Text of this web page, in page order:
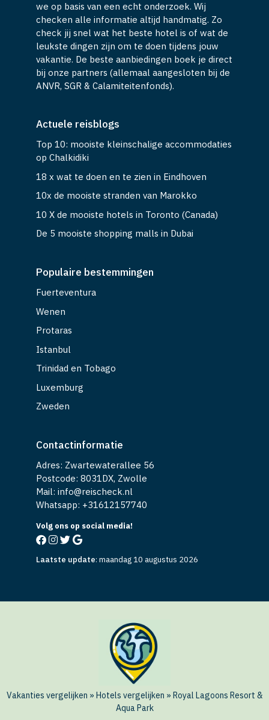
we op basis van een echt onderzoek. Wij
checken alle informatie altijd handmatig. Zo
check jij snel wat het beste hotel is of wat de
leukste dingen zijn om te doen tijdens jouw
vakantie. De beste aanbiedingen boek je direct
bij onze partners (allemaal aangesloten bij de
ANVR, SGR & Calamiteitenfonds).
Actuele reisblogs
Top 10: mooiste kleinschalige accommodaties
op Chalkidiki
18 x wat te doen en te zien in Eindhoven
10x de mooiste stranden van Marokko
10 X de mooiste hotels in Toronto (Canada)
De 5 mooiste shopping malls in Dubai
Populaire bestemmingen
Fuerteventura
Wenen
Protaras
Istanbul
Trinidad en Tobago
Luxemburg
Zweden
Contactinformatie
Adres: Zwartewaterallee 56
Postcode: 8031DX, Zwolle
Mail: info@reischeck.nl
Whatsapp: +31612157740
Volg ons op social media!
Laatste update: maandag 10 augustus 2026
Vakanties vergelijken » Hotels vergelijken » Royal Lagoons Resort &
Aqua Park